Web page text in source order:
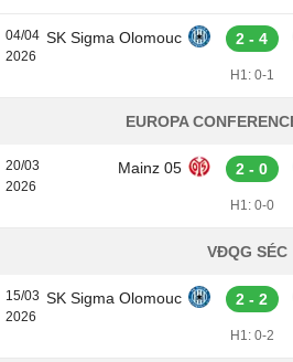
04/04
2026
SK Sigma Olomouc 2 - 4
H1: 0-1
EUROPA
20/03
2026
Mainz 05 2 - 0
H1: 0-0
VĐQG SÉC
15/03
2026
SK Sigma Olomouc 2 - 2
H1: 0-2